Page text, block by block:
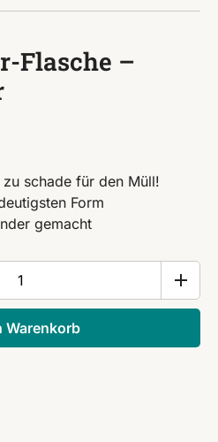
Flasche –
schade für den Müll!
Form
gemacht
Warenkorb